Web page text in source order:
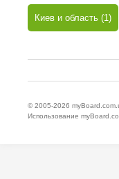
Киев и область (1)
© 2005-2026
Использование